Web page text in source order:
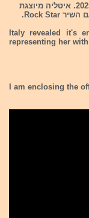
איטליה חשפה את שירה לתחרות אירוויזיון הילדים 2025. איטליה מיוצגת
Italy revealed it's
representing her
I am enclosing the